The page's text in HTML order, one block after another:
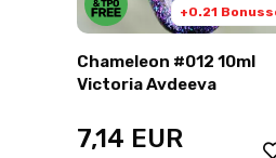
+0.21
Chameleon #012 10ml
Victoria Avdeeva
7,14 EUR